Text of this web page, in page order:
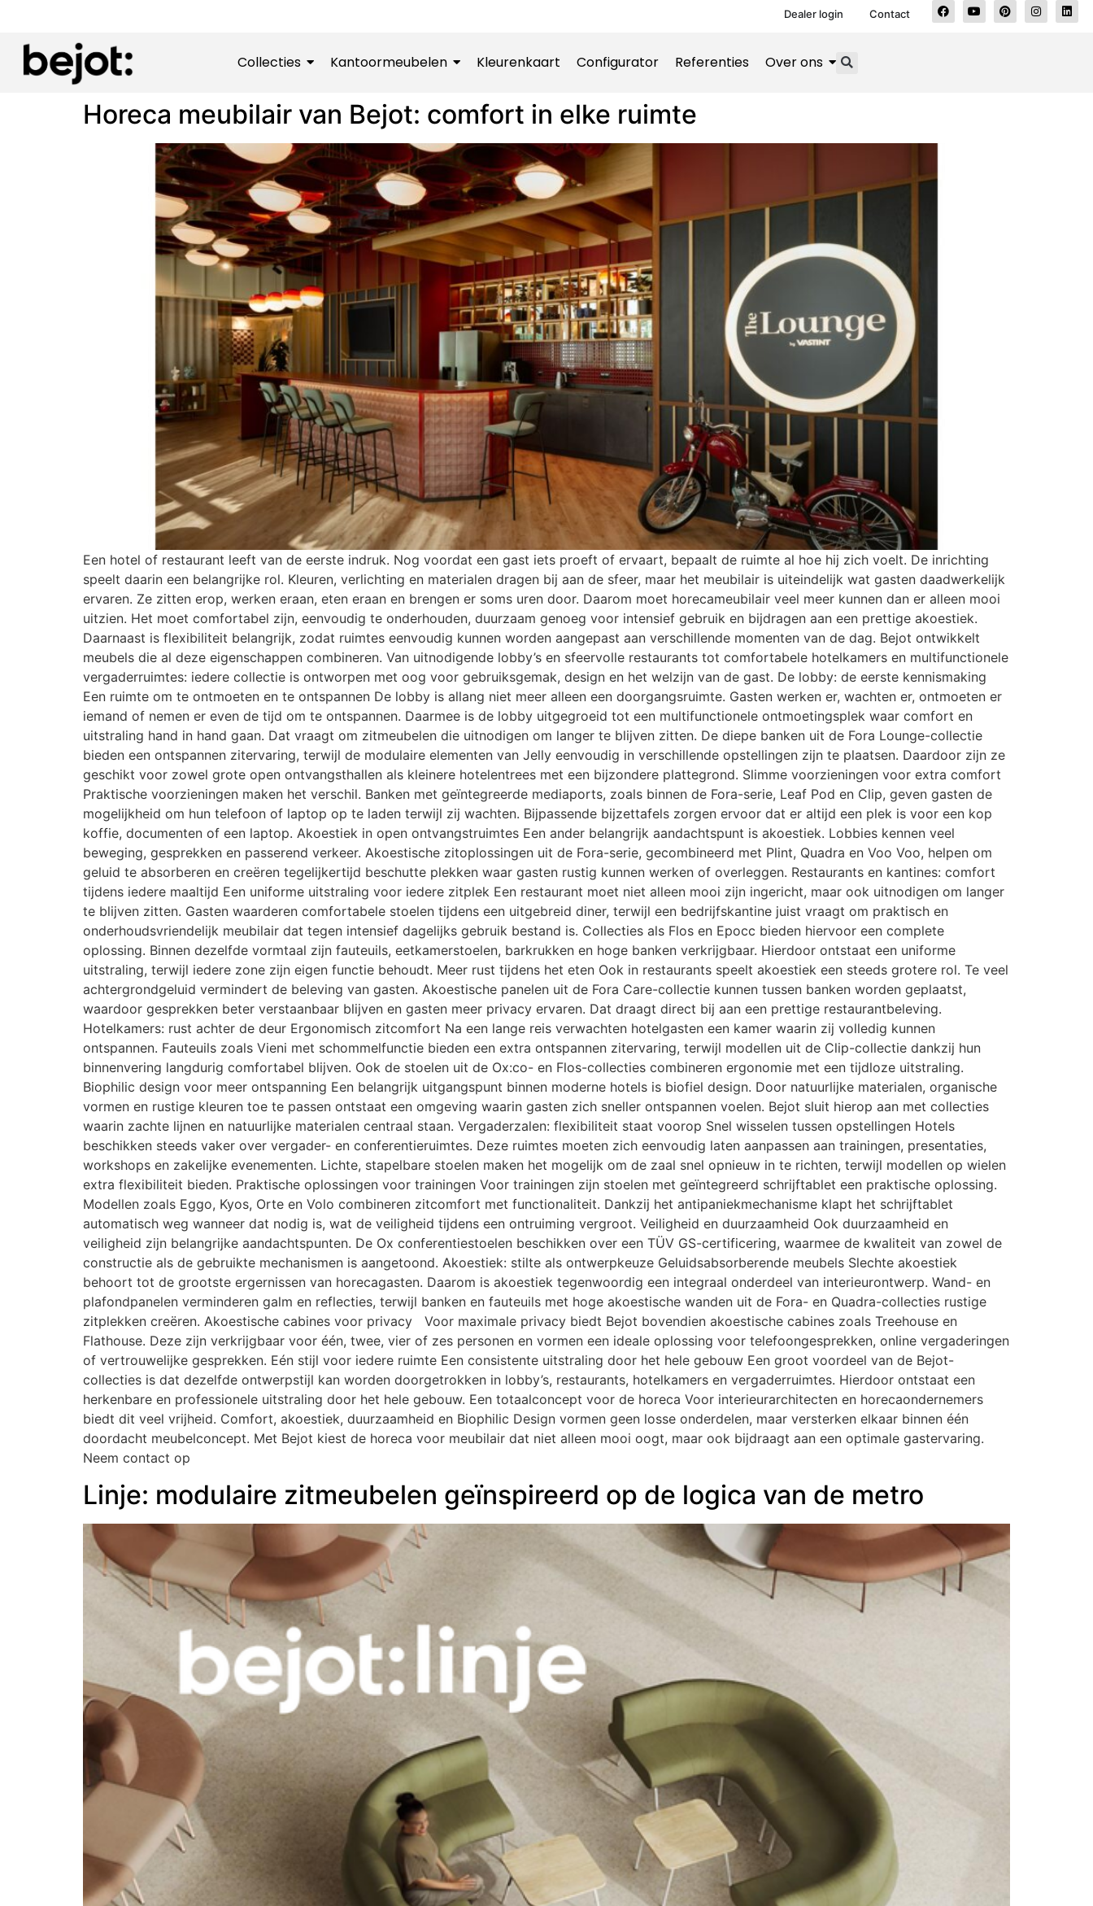
Dealer login Contact
Collecties Kantoormeubelen Kleurenkaart Configurator Referenties Over ons
Horeca meubilair van Bejot: comfort in elke ruimte
Een hotel of restaurant leeft van de eerste indruk. Nog voordat een gast iets proeft of ervaart, bepaalt de ruimte al hoe hij zich voelt. De inrichting
speelt daarin een belangrijke rol. Kleuren, verlichting en materialen dragen bij aan de sfeer, maar het meubilair is uiteindelijk wat gasten daadwerkelijk
ervaren. Ze zitten erop, werken eraan, eten eraan en brengen er soms uren door. Daarom moet horecameubilair veel meer kunnen dan er alleen mooi
uitzien. Het moet comfortabel zijn, eenvoudig te onderhouden, duurzaam genoeg voor intensief gebruik en bijdragen aan een prettige akoestiek.
Daarnaast is flexibiliteit belangrijk, zodat ruimtes eenvoudig kunnen worden aangepast aan verschillende momenten van de dag. Bejot ontwikkelt
meubels die al deze eigenschappen combineren. Van uitnodigende lobby’s en sfeervolle restaurants tot comfortabele hotelkamers en multifunctionele
vergaderruimtes: iedere collectie is ontworpen met oog voor gebruiksgemak, design en het welzijn van de gast. De lobby: de eerste kennismaking
Een ruimte om te ontmoeten en te ontspannen De lobby is allang niet meer alleen een doorgangsruimte. Gasten werken er, wachten er, ontmoeten er
iemand of nemen er even de tijd om te ontspannen. Daarmee is de lobby uitgegroeid tot een multifunctionele ontmoetingsplek waar comfort en
uitstraling hand in hand gaan. Dat vraagt om zitmeubelen die uitnodigen om langer te blijven zitten. De diepe banken uit de Fora Lounge-collectie
bieden een ontspannen zitervaring, terwijl de modulaire elementen van Jelly eenvoudig in verschillende opstellingen zijn te plaatsen. Daardoor zijn ze
geschikt voor zowel grote open ontvangsthallen als kleinere hotelentrees met een bijzondere plattegrond. Slimme voorzieningen voor extra comfort
Praktische voorzieningen maken het verschil. Banken met geïntegreerde mediaports, zoals binnen de Fora-serie, Leaf Pod en Clip, geven gasten de
mogelijkheid om hun telefoon of laptop op te laden terwijl zij wachten. Bijpassende bijzettafels zorgen ervoor dat er altijd een plek is voor een kop
koffie, documenten of een laptop. Akoestiek in open ontvangstruimtes Een ander belangrijk aandachtspunt is akoestiek. Lobbies kennen veel
beweging, gesprekken en passerend verkeer. Akoestische zitoplossingen uit de Fora-serie, gecombineerd met Plint, Quadra en Voo Voo, helpen om
geluid te absorberen en creëren tegelijkertijd beschutte plekken waar gasten rustig kunnen werken of overleggen. Restaurants en kantines: comfort
tijdens iedere maaltijd Een uniforme uitstraling voor iedere zitplek Een restaurant moet niet alleen mooi zijn ingericht, maar ook uitnodigen om langer
te blijven zitten. Gasten waarderen comfortabele stoelen tijdens een uitgebreid diner, terwijl een bedrijfskantine juist vraagt om praktisch en
onderhoudsvriendelijk meubilair dat tegen intensief dagelijks gebruik bestand is. Collecties als Flos en Epocc bieden hiervoor een complete
oplossing. Binnen dezelfde vormtaal zijn fauteuils, eetkamerstoelen, barkrukken en hoge banken verkrijgbaar. Hierdoor ontstaat een uniforme
uitstraling, terwijl iedere zone zijn eigen functie behoudt. Meer rust tijdens het eten Ook in restaurants speelt akoestiek een steeds grotere rol. Te veel
achtergrondgeluid vermindert de beleving van gasten. Akoestische panelen uit de Fora Care-collectie kunnen tussen banken worden geplaatst,
waardoor gesprekken beter verstaanbaar blijven en gasten meer privacy ervaren. Dat draagt direct bij aan een prettige restaurantbeleving.
Hotelkamers: rust achter de deur Ergonomisch zitcomfort Na een lange reis verwachten hotelgasten een kamer waarin zij volledig kunnen
ontspannen. Fauteuils zoals Vieni met schommelfunctie bieden een extra ontspannen zitervaring, terwijl modellen uit de Clip-collectie dankzij hun
binnenvering langdurig comfortabel blijven. Ook de stoelen uit de Ox:co- en Flos-collecties combineren ergonomie met een tijdloze uitstraling.
Biophilic design voor meer ontspanning Een belangrijk uitgangspunt binnen moderne hotels is biofiel design. Door natuurlijke materialen, organische
vormen en rustige kleuren toe te passen ontstaat een omgeving waarin gasten zich sneller ontspannen voelen. Bejot sluit hierop aan met collecties
waarin zachte lijnen en natuurlijke materialen centraal staan. Vergaderzalen: flexibiliteit staat voorop Snel wisselen tussen opstellingen Hotels
beschikken steeds vaker over vergader- en conferentieruimtes. Deze ruimtes moeten zich eenvoudig laten aanpassen aan trainingen, presentaties,
workshops en zakelijke evenementen. Lichte, stapelbare stoelen maken het mogelijk om de zaal snel opnieuw in te richten, terwijl modellen op wielen
extra flexibiliteit bieden. Praktische oplossingen voor trainingen Voor trainingen zijn stoelen met geïntegreerd schrijftablet een praktische oplossing.
Modellen zoals Eggo, Kyos, Orte en Volo combineren zitcomfort met functionaliteit. Dankzij het antipaniekmechanisme klapt het schrijftablet
automatisch weg wanneer dat nodig is, wat de veiligheid tijdens een ontruiming vergroot. Veiligheid en duurzaamheid Ook duurzaamheid en
veiligheid zijn belangrijke aandachtspunten. De Ox conferentiestoelen beschikken over een TÜV GS-certificering, waarmee de kwaliteit van zowel de
constructie als de gebruikte mechanismen is aangetoond. Akoestiek: stilte als ontwerpkeuze Geluidsabsorberende meubels Slechte akoestiek
behoort tot de grootste ergernissen van horecagasten. Daarom is akoestiek tegenwoordig een integraal onderdeel van interieurontwerp. Wand- en
plafondpanelen verminderen galm en reflecties, terwijl banken en fauteuils met hoge akoestische wanden uit de Fora- en Quadra-collecties rustige
zitplekken creëren. Akoestische cabines voor privacy Voor maximale privacy biedt Bejot bovendien akoestische cabines zoals Treehouse en
Flathouse. Deze zijn verkrijgbaar voor één, twee, vier of zes personen en vormen een ideale oplossing voor telefoongesprekken, online vergaderingen
of vertrouwelijke gesprekken. Eén stijl voor iedere ruimte Een consistente uitstraling door het hele gebouw Een groot voordeel van de Bejot-
collecties is dat dezelfde ontwerpstijl kan worden doorgetrokken in lobby’s, restaurants, hotelkamers en vergaderruimtes. Hierdoor ontstaat een
herkenbare en professionele uitstraling door het hele gebouw. Een totaalconcept voor de horeca Voor interieurarchitecten en horecaondernemers
biedt dit veel vrijheid. Comfort, akoestiek, duurzaamheid en Biophilic Design vormen geen losse onderdelen, maar versterken elkaar binnen één
doordacht meubelconcept. Met Bejot kiest de horeca voor meubilair dat niet alleen mooi oogt, maar ook bijdraagt aan een optimale gastervaring.
Neem contact op
Linje: modulaire zitmeubelen geïnspireerd op de logica van de metro